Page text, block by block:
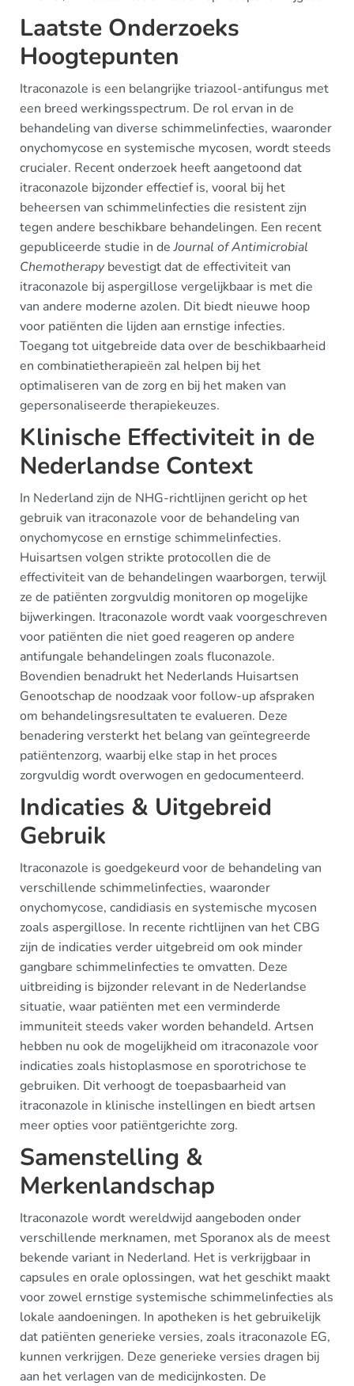
Laatste Onderzoeks
Hoogtepunten
Itraconazole is een belangrijke triazool-antifungus met
een breed werkingsspectrum. De rol ervan in de
behandeling van diverse schimmelinfecties, waaronder
onychomycose en systemische mycosen, wordt steeds
crucialer. Recent onderzoek heeft aangetoond dat
itraconazole bijzonder effectief is, vooral bij het
beheersen van schimmelinfecties die resistent zijn
tegen andere beschikbare behandelingen. Een recent
gepubliceerde studie in deJournal of Antimicrobial
Chemotherapybevestigt dat de effectiviteit van
itraconazole bij aspergillose vergelijkbaar is met die
van andere moderne azolen. Dit biedt nieuwe hoop
voor patiënten die lijden aan ernstige infecties.
Toegang tot uitgebreide data over de beschikbaarheid
en combinatietherapieën zal helpen bij het
optimaliseren van de zorg en bij het maken van
gepersonaliseerde therapiekeuzes.
Klinische Effectiviteit in de
Nederlandse Context
In Nederland zijn de NHG-richtlijnen gericht op het
gebruik van itraconazole voor de behandeling van
onychomycose en ernstige schimmelinfecties.
Huisartsen volgen strikte protocollen die de
effectiviteit van de behandelingen waarborgen, terwijl
ze de patiënten zorgvuldig monitoren op mogelijke
bijwerkingen. Itraconazole wordt vaak voorgeschreven
voor patiënten die niet goed reageren op andere
antifungale behandelingen zoals fluconazole.
Bovendien benadrukt het Nederlands Huisartsen
Genootschap de noodzaak voor follow-up afspraken
om behandelingsresultaten te evalueren. Deze
benadering versterkt het belang van geïntegreerde
patiëntenzorg, waarbij elke stap in het proces
zorgvuldig wordt overwogen en gedocumenteerd.
Indicaties & Uitgebreid
Gebruik
Itraconazole is goedgekeurd voor de behandeling van
verschillende schimmelinfecties, waaronder
onychomycose, candidiasis en systemische mycosen
zoals aspergillose. In recente richtlijnen van het CBG
zijn de indicaties verder uitgebreid om ook minder
gangbare schimmelinfecties te omvatten. Deze
uitbreiding is bijzonder relevant in de Nederlandse
situatie, waar patiënten met een verminderde
immuniteit steeds vaker worden behandeld. Artsen
hebben nu ook de mogelijkheid om itraconazole voor
indicaties zoals histoplasmose en sporotrichose te
gebruiken. Dit verhoogt de toepasbaarheid van
itraconazole in klinische instellingen en biedt artsen
meer opties voor patiëntgerichte zorg.
Samenstelling &
Merkenlandschap
Itraconazole wordt wereldwijd aangeboden onder
verschillende merknamen, met Sporanox als de meest
bekende variant in Nederland. Het is verkrijgbaar in
capsules en orale oplossingen, wat het geschikt maakt
voor zowel ernstige systemische schimmelinfecties als
lokale aandoeningen. In apotheken is het gebruikelijk
dat patiënten generieke versies, zoals itraconazole EG,
kunnen verkrijgen. Deze generieke versies dragen bij
aan het verlagen van de medicijnkosten. De